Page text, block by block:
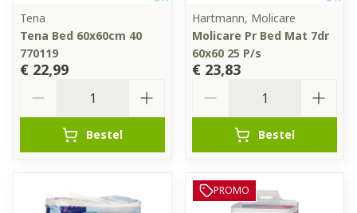
Tena
Tena Bed 60x60cm 40
770119
€ 22,99
Bestel
Hartmann, Molicare
Molicare Pr Bed Mat 7dr
60x60 25 P/s
€ 23,83
Bestel
PROMO